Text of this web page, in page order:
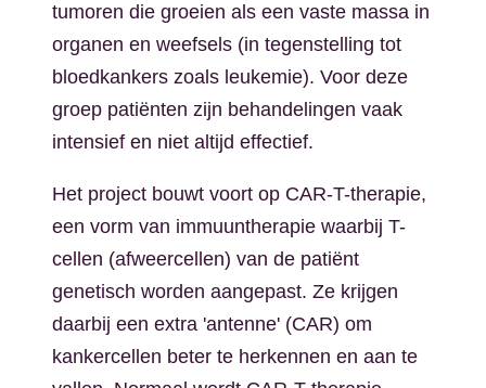
tumoren die groeien als een vaste massa in
organen en weefsels (in tegenstelling tot
bloedkankers zoals leukemie). Voor deze
groep patiënten zijn behandelingen vaak
intensief en niet altijd effectief.
Het project bouwt voort op CAR-T-therapie,
een vorm van immuuntherapie waarbij T-
cellen (afweercellen) van de patiënt
genetisch worden aangepast. Ze krijgen
daarbij een extra 'antenne' (CAR) om
kankercellen beter te herkennen en aan te